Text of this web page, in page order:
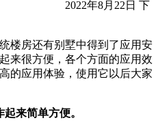
2022年8月22日 下
楼房还有别墅中得到了应用安
来很方便，各个方面的应用效
的应用体验，使用它以后大家
来简单方便。